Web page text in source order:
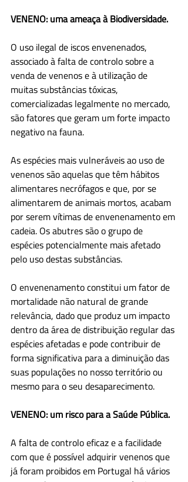
VENENO: uma ameaça à Biodiversidade.
O uso ilegal de iscos envenenados,
associado à falta de controlo sobre a
venda de venenos e à utilização de
muitas substâncias tóxicas,
comercializadas legalmente no mercado,
são fatores que geram um forte impacto
negativo na fauna.
As espécies mais vulneráveis ao uso de
venenos são aquelas que têm hábitos
alimentares necrófagos e que, por se
alimentarem de animais mortos, acabam
por serem vítimas de envenenamento em
cadeia. Os abutres são o grupo de
espécies potencialmente mais afetado
pelo uso destas substâncias.
O envenenamento constitui um fator de
mortalidade não natural de grande
relevância, dado que produz um impacto
dentro da área de distribuição regular das
espécies afetadas e pode contribuir de
forma significativa para a diminuição das
suas populações no nosso território ou
mesmo para o seu desaparecimento.
VENENO: um risco para a Saúde Pública.
A falta de controlo eficaz e a facilidade
com que é possível adquirir venenos que
já foram proibidos em Portugal há vários